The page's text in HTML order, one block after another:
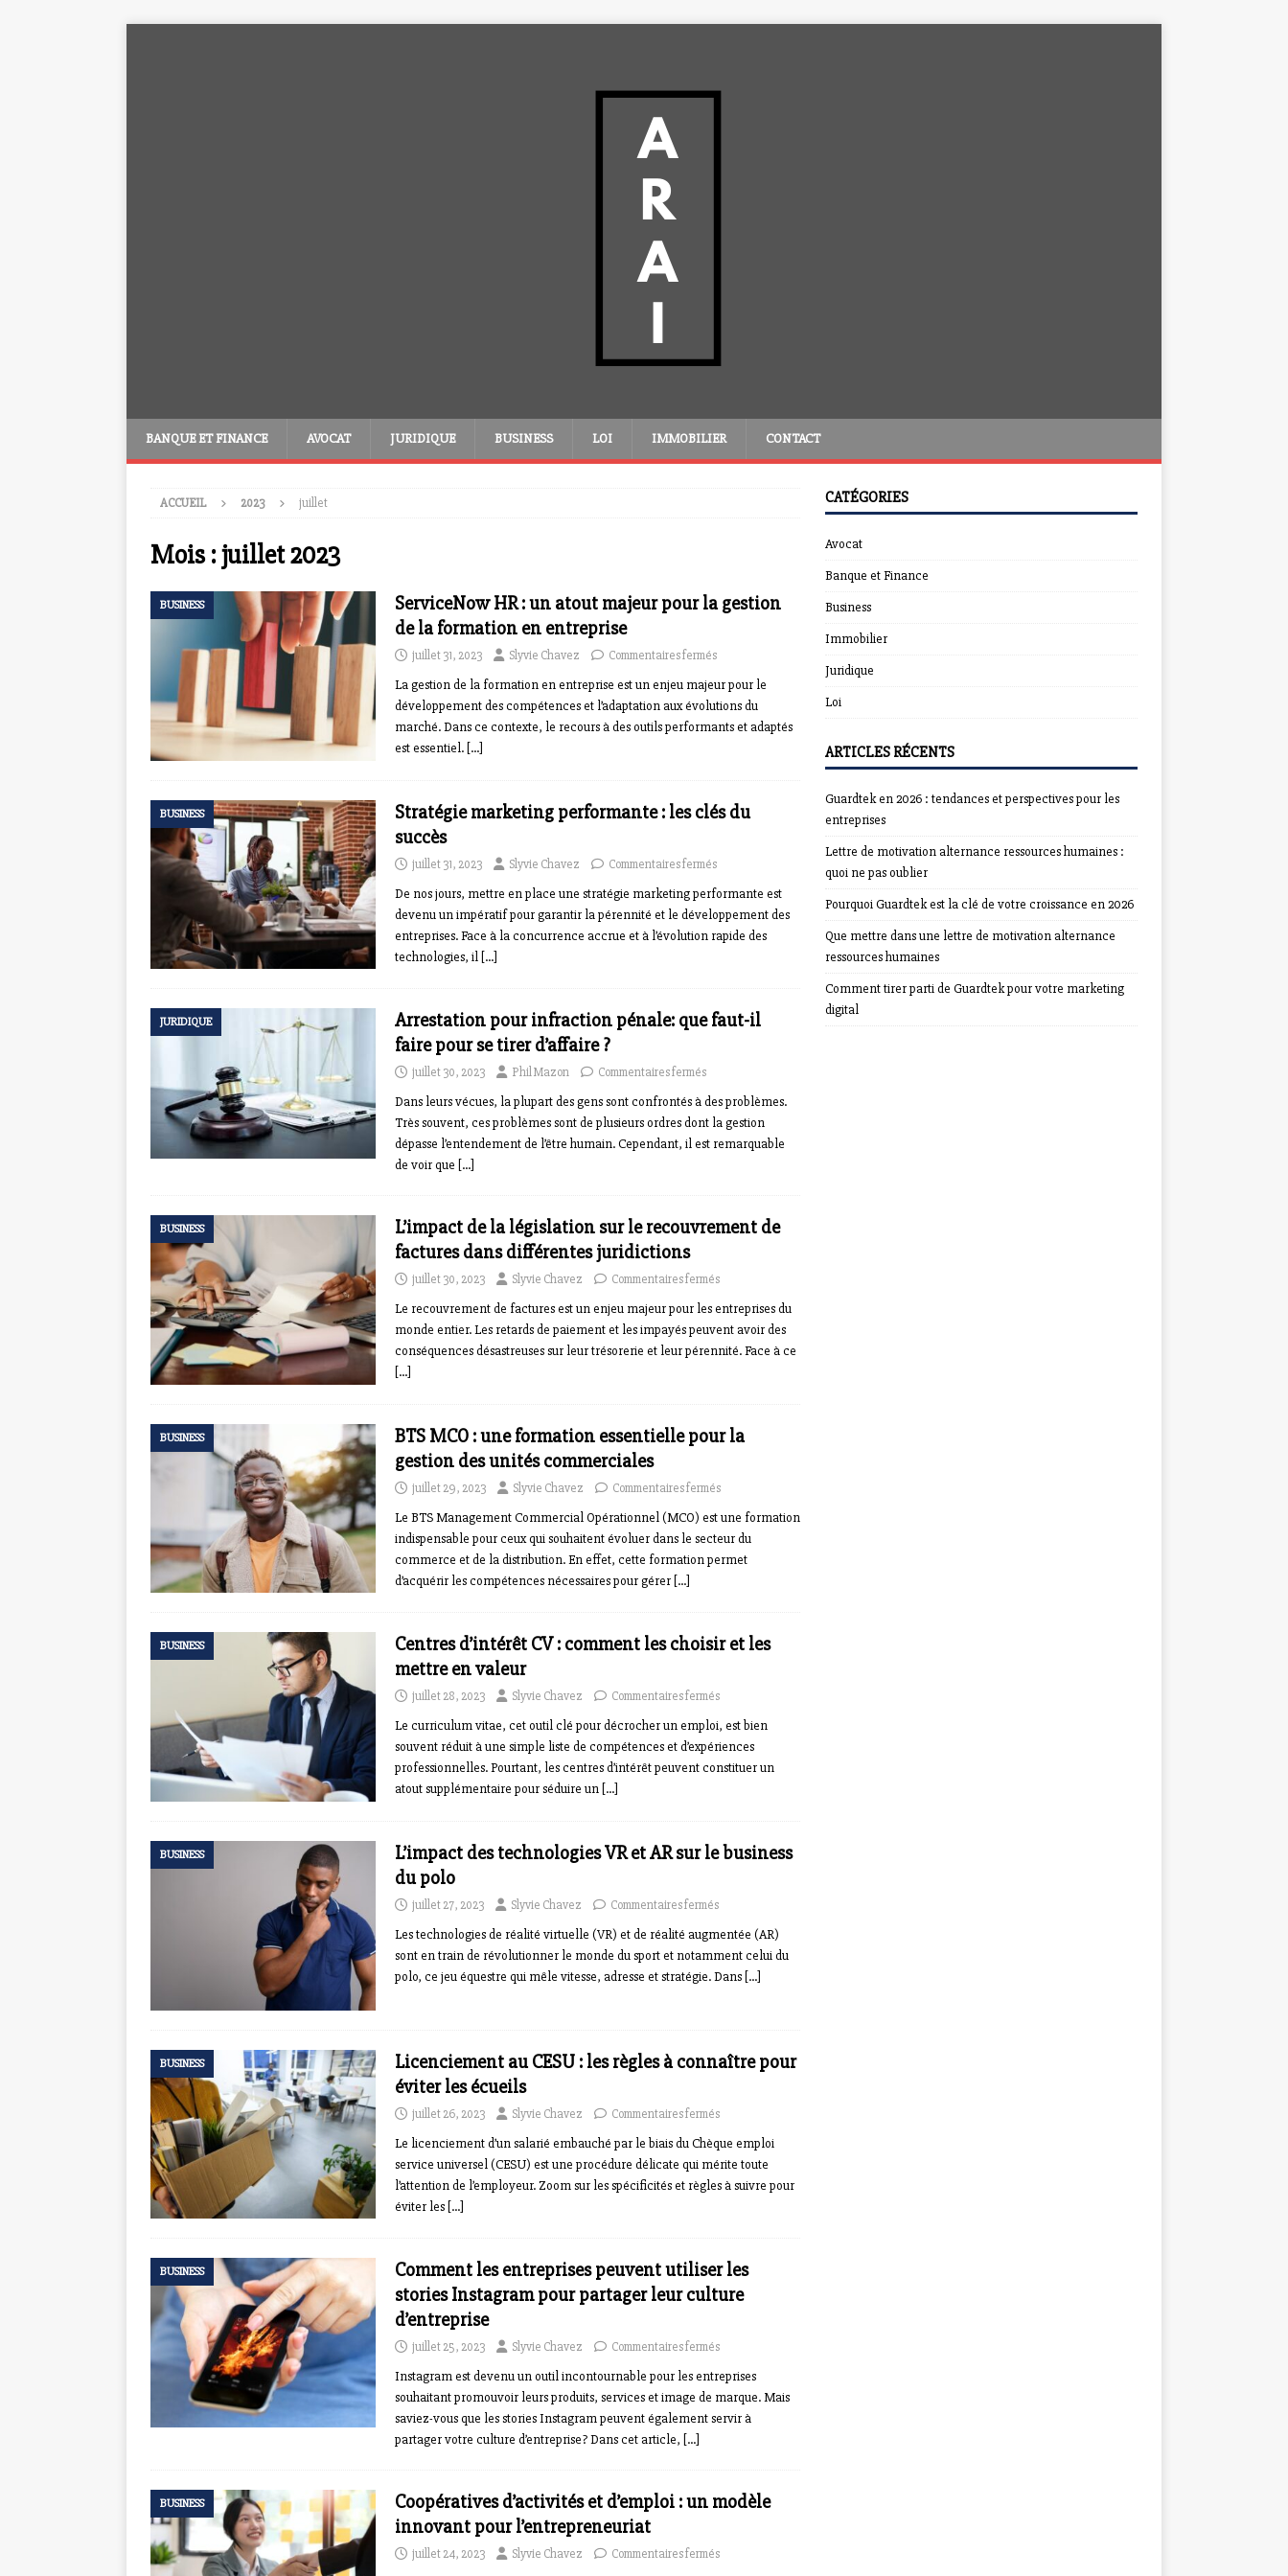
BANQUE ET FINANCE AVOCAT JURIDIQUE BUSINESS LOI IMMOBILIER CONTACT
ACCUEIL 2023 juillet
Mois :juillet 2023
BUSINESS
ServiceNow HR : un atout majeur pour la gestion
de la formation en entreprise
juillet 31, 2023 Slyvie Chavez Commentaires fermés
La gestion de la formation en entreprise est un enjeu majeur pour le
développement des compétences et l’adaptation aux évolutions du
marché. Dans ce contexte, le recours à des outils performants et adaptés
est essentiel. […]
BUSINESS
Stratégie marketing performante : les clés du
succès
juillet 31, 2023 Slyvie Chavez Commentaires fermés
De nos jours, mettre en place une stratégie marketing performante est
devenu un impératif pour garantir la pérennité et le développement des
entreprises. Face à la concurrence accrue et à l’évolution rapide des
technologies, il […]
JURIDIQUE
Arrestation pour infraction pénale: que faut-il
faire pour se tirer d’affaire ?
juillet 30, 2023 Phil Mazon Commentaires fermés
Dans leurs vécues, la plupart des gens sont confrontés à des problèmes.
Très souvent, ces problèmes sont de plusieurs ordres dont la gestion
dépasse l’entendement de l’être humain. Cependant, il est remarquable
de voir que […]
BUSINESS
L’impact de la législation sur le recouvrement de
factures dans différentes juridictions
juillet 30, 2023 Slyvie Chavez Commentaires fermés
Le recouvrement de factures est un enjeu majeur pour les entreprises du
monde entier. Les retards de paiement et les impayés peuvent avoir des
conséquences désastreuses sur leur trésorerie et leur pérennité. Face à ce
[…]
BUSINESS
BTS MCO : une formation essentielle pour la
gestion des unités commerciales
juillet 29, 2023 Slyvie Chavez Commentaires fermés
Le BTS Management Commercial Opérationnel (MCO) est une formation
indispensable pour ceux qui souhaitent évoluer dans le secteur du
commerce et de la distribution. En effet, cette formation permet
d’acquérir les compétences nécessaires pour gérer […]
BUSINESS
Centres d’intérêt CV : comment les choisir et les
mettre en valeur
juillet 28, 2023 Slyvie Chavez Commentaires fermés
Le curriculum vitae, cet outil clé pour décrocher un emploi, est bien
souvent réduit à une simple liste de compétences et d’expériences
professionnelles. Pourtant, les centres d’intérêt peuvent constituer un
atout supplémentaire pour séduire un […]
BUSINESS
L’impact des technologies VR et AR sur le business
du polo
juillet 27, 2023 Slyvie Chavez Commentaires fermés
Les technologies de réalité virtuelle (VR) et de réalité augmentée (AR)
sont en train de révolutionner le monde du sport et notamment celui du
polo, ce jeu équestre qui mêle vitesse, adresse et stratégie. Dans […]
BUSINESS
Licenciement au CESU : les règles à connaître pour
éviter les écueils
juillet 26, 2023 Slyvie Chavez Commentaires fermés
Le licenciement d’un salarié embauché par le biais du Chèque emploi
service universel (CESU) est une procédure délicate qui mérite toute
l’attention de l’employeur. Zoom sur les spécificités et règles à suivre pour
éviter les […]
BUSINESS
Comment les entreprises peuvent utiliser les
stories Instagram pour partager leur culture
d’entreprise
juillet 25, 2023 Slyvie Chavez Commentaires fermés
Instagram est devenu un outil incontournable pour les entreprises
souhaitant promouvoir leurs produits, services et image de marque. Mais
saviez-vous que les stories Instagram peuvent également servir à
partager votre culture d’entreprise? Dans cet article, […]
BUSINESS
Coopératives d’activités et d’emploi : un modèle
innovant pour l’entrepreneuriat
juillet 24, 2023 Slyvie Chavez Commentaires fermés
CATÉGORIES
Avocat
Banque et Finance
Business
Immobilier
Juridique
Loi
ARTICLES RÉCENTS
Guardtek en 2026 : tendances et perspectives pour les
entreprises
Lettre de motivation alternance ressources humaines :
quoi ne pas oublier
Pourquoi Guardtek est la clé de votre croissance en 2026
Que mettre dans une lettre de motivation alternance
ressources humaines
Comment tirer parti de Guardtek pour votre marketing
digital